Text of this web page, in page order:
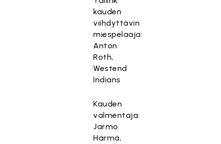
kauden
viihdyttävin
miespelaaja:
Anton
Roth,
Westend
Indians
Kauden
valmentaja:
Jarmo
Härmä,